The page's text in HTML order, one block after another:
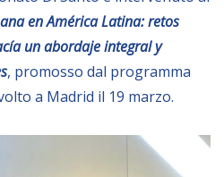
en América Latina: retos
un abordaje integral y
, promosso dal programma
a Madrid il 19 marzo.